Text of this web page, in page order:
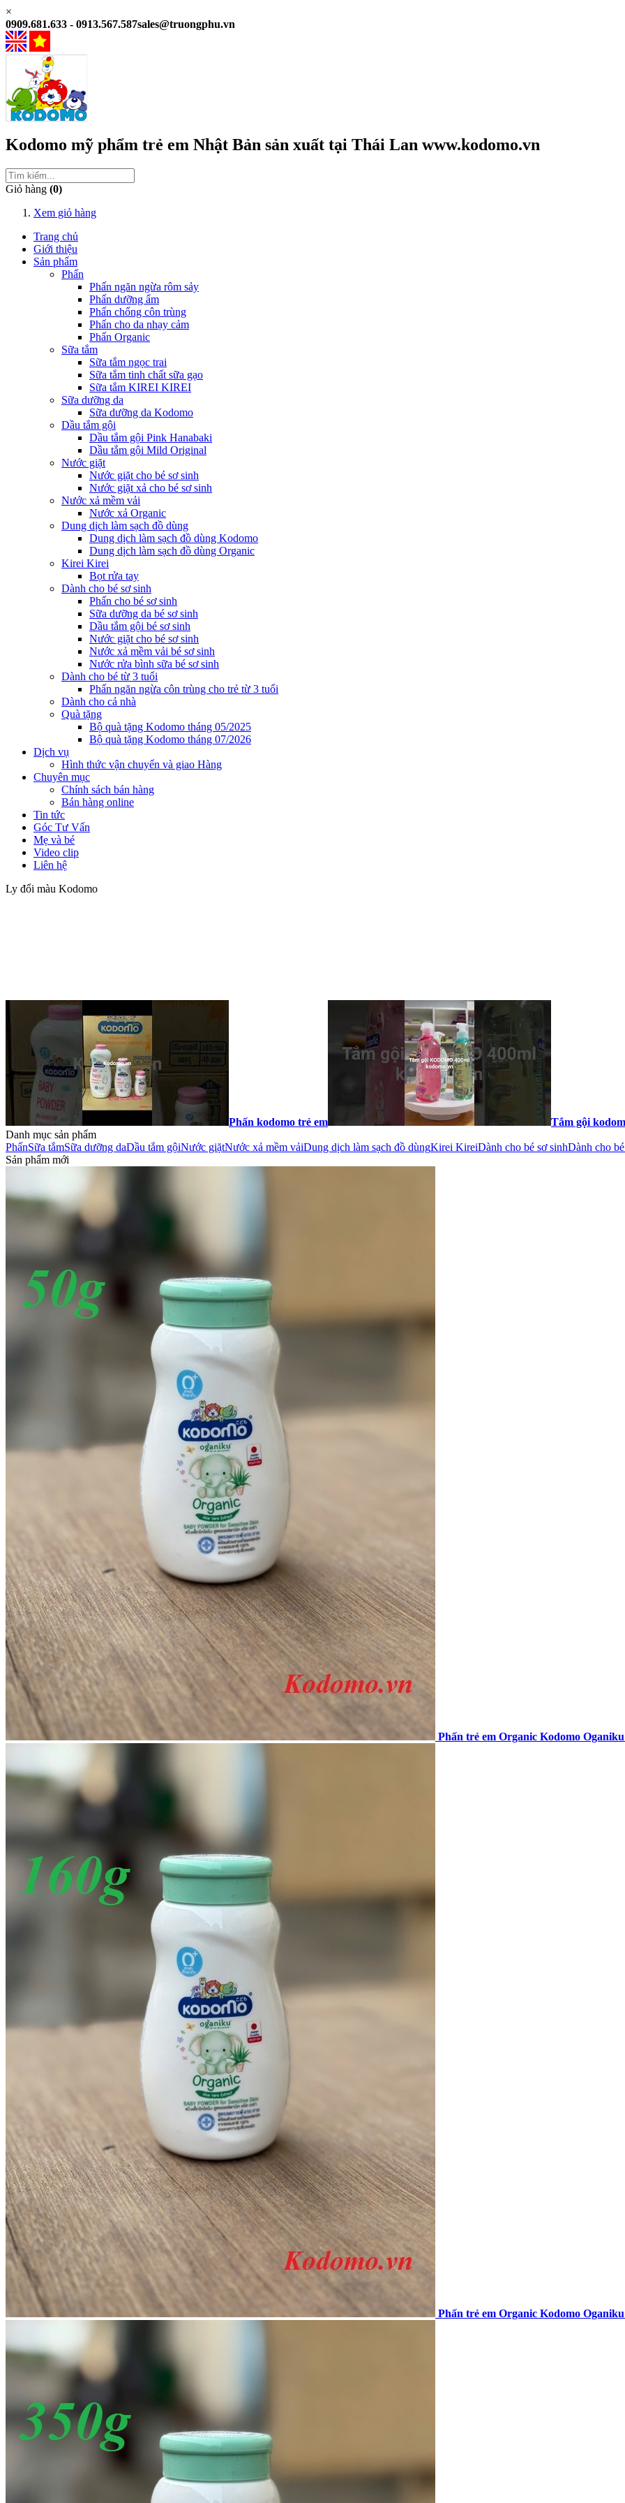
×
0909.681.633 - 0913.567.587sales@truongphu.vn
Kodomo mỹ phẩm trẻ em Nhật Bản sản xuất tại Thái Lan www.kodomo.vn
Giỏ hàng (0)
Xem giỏ hàng
Trang chủ
Giới thiệu
Sản phẩm
Phấn
Phấn ngăn ngừa rôm sảy
Phấn dưỡng ẩm
Phấn chống côn trùng
Phấn cho da nhạy cảm
Phấn Organic
Sữa tắm
Sữa tắm ngọc trai
Sữa tắm tinh chất sữa gạo
Sữa tắm KIREI KIREI
Sữa dưỡng da
Sữa dưỡng da Kodomo
Dầu tắm gội
Dầu tắm gội Pink Hanabaki
Dầu tắm gội Mild Original
Nước giặt
Nước giặt cho bé sơ sinh
Nước giặt xả cho bé sơ sinh
Nước xả mềm vải
Nước xả Organic
Dung dịch làm sạch đồ dùng
Dung dịch làm sạch đồ dùng Kodomo
Dung dịch làm sạch đồ dùng Organic
Kirei Kirei
Bọt rửa tay
Dành cho bé sơ sinh
Phấn cho bé sơ sinh
Sữa dưỡng da bé sơ sinh
Dầu tắm gội bé sơ sinh
Nước giặt cho bé sơ sinh
Nước xả mềm vải bé sơ sinh
Nước rửa bình sữa bé sơ sinh
Dành cho bé từ 3 tuổi
Phấn ngăn ngừa côn trùng cho trẻ từ 3 tuổi
Dành cho cả nhà
Quà tặng
Bộ quà tặng Kodomo tháng 05/2025
Bộ quà tặng Kodomo tháng 07/2026
Dịch vụ
Hình thức vận chuyển và giao Hàng
Chuyên mục
Chính sách bán hàng
Bán hàng online
Tin tức
Góc Tư Vấn
Mẹ và bé
Video clip
Liên hệ
Ly đổi màu Kodomo
Phấn kodomo trẻ em
Tắm gội
Danh mục sản phẩm
PhấnSữa tắmSữa dưỡng daDầu tắm gộiNước giặtNước xả mềm vảiDung dịch làm sạch đồ dùngKirei KireiDành cho bé sơ sinhDành cho
Sản phẩm mới
Phấn trẻ em Organic Kodomo
Phấn trẻ em Organic Kodomo Oganiku